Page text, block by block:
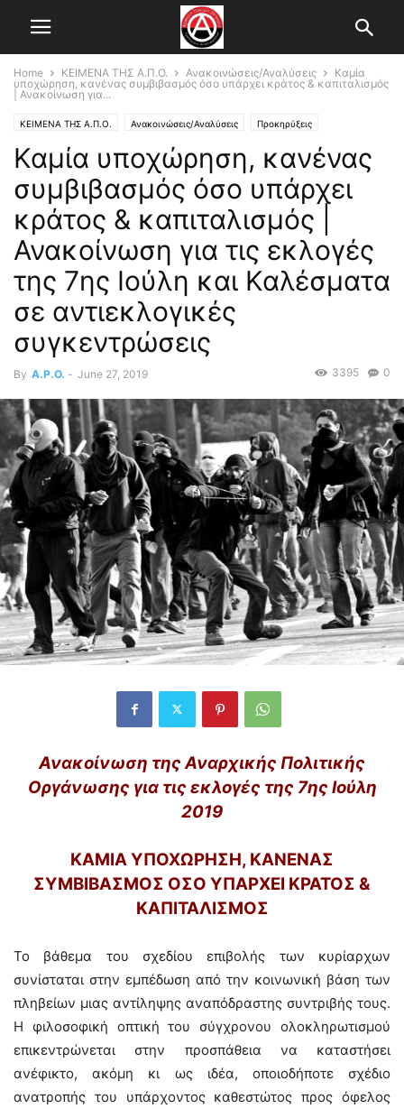
Home ΚΕΙΜΕΝΑ ΤΗΣ Α.Π.Ο. Ανακοινώσεις/Αναλύσεις
Καμία
υποχώρηση, κανένας συμβιβασμός όσο υπάρχει κράτος & καπιταλισμός
| Ανακοίνωση για...
ΚΕΙΜΕΝΑ ΤΗΣ Α.Π.Ο. Ανακοινώσεις/Αναλύσεις Προκηρύξεις
Καμία υποχώρηση, κανένας
συμβιβασμός όσο υπάρχει
κράτος & καπιταλισμός |
Ανακοίνωση για τις εκλογές
της 7ης Ιούλη και Καλέσματα
σε αντιεκλογικές
συγκεντρώσεις
By A.P.O. - June 27, 2019 0
3395
Ανακοίνωση της Αναρχικής Πολιτικής
Οργάνωσης για τις εκλογές της 7ης Ιούλη
2019
ΚΑΜΙΑ ΥΠΟΧΩΡΗΣΗ, ΚΑΝΕΝΑΣ
ΣΥΜΒΙΒΑΣΜΟΣ ΟΣΟ ΥΠΑΡΧΕΙ ΚΡΑΤΟΣ &
ΚΑΠΙΤΑΛΙΣΜΟΣ
Το βάθεμα του σχεδίου επιβολής των κυρίαρχων
συνίσταται στην εμπέδωση από την κοινωνική βάση των
πληβείων μιας αντίληψης αναπόδραστης συντριβής τους.
Η φιλοσοφική οπτική του σύγχρονου ολοκληρωτισμού
επικεντρώνεται στην προσπάθεια να καταστήσει
ανέφικτο, ακόμη κι ως ιδέα, οποιοδήποτε σχέδιο
ανατροπής του υπάρχοντος καθεστώτος προς όφελος